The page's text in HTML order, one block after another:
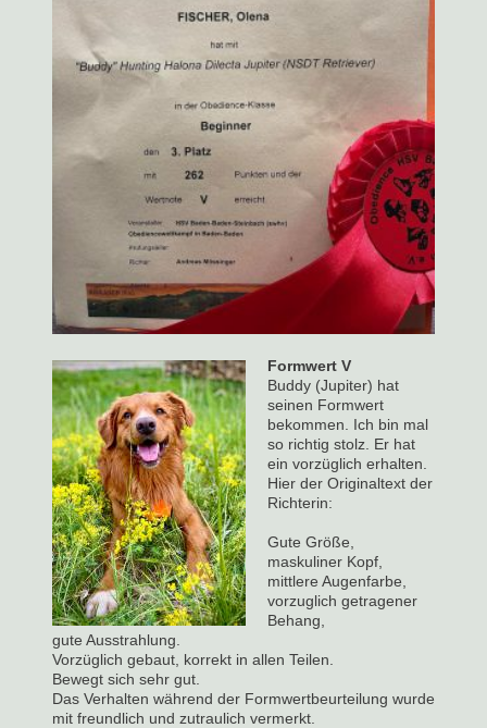
Formwert V
Buddy (Jupiter) hat
seinen Formwert
bekommen. Ich bin mal
so richtig stolz. Er hat
ein vorzüglich erhalten.
Hier der Originaltext der
Richterin:
Gute Größe,
maskuliner Kopf,
mittlere Augenfarbe,
vorzuglich getragener
Behang,
gute Ausstrahlung.
Vorzüglich gebaut, korrekt in allen Teilen.
Bewegt sich sehr gut.
Das Verhalten während der Formwertbeurteilung wurde
mit freundlich und zutraulich vermerkt.